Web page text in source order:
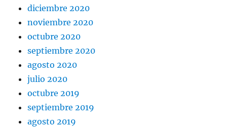
diciembre 2020
noviembre 2020
octubre 2020
septiembre 2020
agosto 2020
julio 2020
octubre 2019
septiembre 2019
agosto 2019